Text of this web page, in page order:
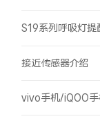
S19系列呼吸灯提
接近传感器介绍
vivo手机/iQOO手